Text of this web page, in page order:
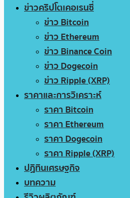
ข่าวคริปโตเคอเรนซี่
ข่าว Bitcoin
ข่าว Ethereum
ข่าว Binance Coin
ข่าว Dogecoin
ข่าว Ripple (XRP)
ราคาและการวิเคราะห์
ราคา Bitcoin
ราคา Ethereum
ราคา Dogecoin
ราคา Ripple (XRP)
ปฏิทินเศรษฐกิจ
บทความ